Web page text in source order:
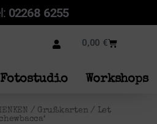
02268 6255
0,00 €
Fotostudio Workshops
/ Grußkarten / Let